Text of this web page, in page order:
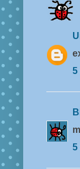
5
5